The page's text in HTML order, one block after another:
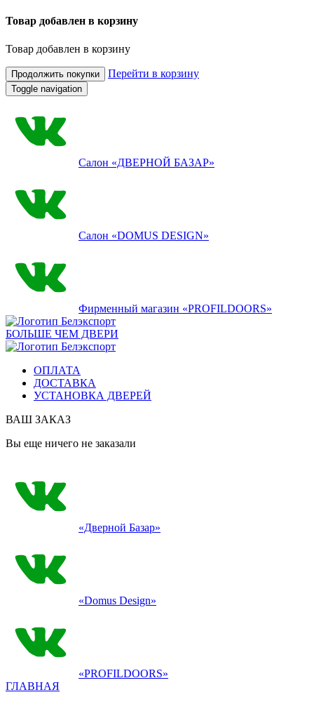
Товар добавлен в корзину
Товар добавлен в корзину
Продолжить покупки Перейти в корзину
Toggle navigation
Салон «ДВЕРНОЙ БАЗАР»
Салон «DOMUS DESIGN»
Фирменный магазин «PROFILDOORS»
БОЛЬШЕ ЧЕМ ДВЕРИ
ОПЛАТА
ДОСТАВКА
УСТАНОВКА ДВЕРЕЙ
ВАШ ЗАКАЗ
Вы еще ничего не заказали
«Дверной Базар»
«Domus Design»
«PROFILDOORS»
ГЛАВНАЯ